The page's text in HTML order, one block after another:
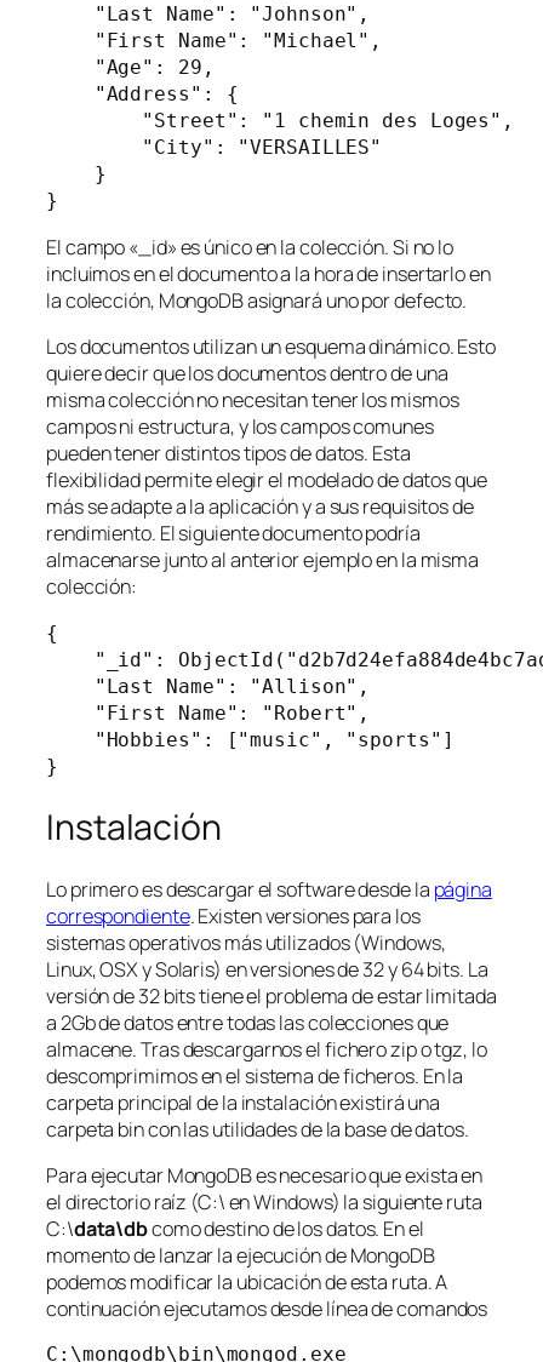
    "Last Name": "Johnson",
    "First Name": "Michael",
    "Age": 29,
    "Address": {
        "Street": "1 chemin des Loges",
        "City": "VERSAILLES"
    }
}
El campo «_id» es único en la colección. Si no lo
incluimos en el documento a la hora de insertarlo en
la colección, MongoDB asignará uno por defecto.
Los documentos utilizan un esquema dinámico. Esto
quiere decir que los documentos dentro de una
misma colección no necesitan tener los mismos
campos ni estructura, y los campos comunes
pueden tener distintos tipos de datos. Esta
flexibilidad permite elegir el modelado de datos que
más se adapte a la aplicación y a sus requisitos de
rendimiento. El siguiente documento podría
almacenarse junto al anterior ejemplo en la misma
colección:
{
"_id":
    "Last Name": "Allison",
    "First Name": "Robert",
    "Hobbies": ["music", "sports"]
}
Instalación
Lo primero es descargar el software desde la página
correspondiente. Existen versiones para los
sistemas operativos más utilizados (Windows,
Linux, OSX y Solaris) en versiones de 32 y 64 bits. La
versión de 32 bits tiene el problema de estar limitada
a 2Gb de datos entre todas las colecciones que
almacene. Tras descargarnos el fichero zip o tgz, lo
descomprimimos en el sistema de ficheros. En la
carpeta principal de la instalación existirá una
carpeta bin con las utilidades de la base de datos.
Para ejecutar MongoDB es necesario que exista en
el directorio raíz (C:\ en Windows) la siguiente ruta
C:\data\dbcomo destino de los datos. En el
momento de lanzar la ejecución de MongoDB
podemos modificar la ubicación de esta ruta. A
continuación ejecutamos desde línea de comandos
C:\mongodb\bin\mongod.exe